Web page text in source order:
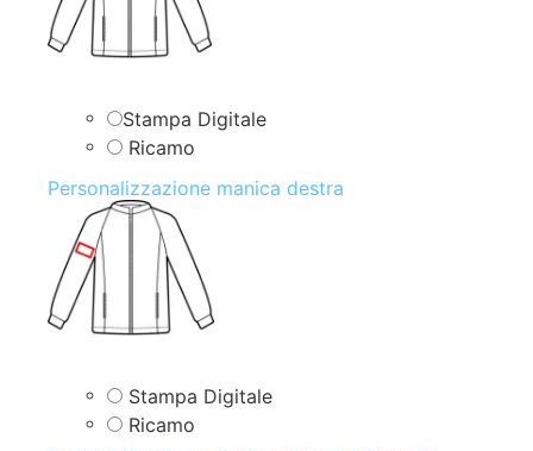
Stampa Digitale
Ricamo
Personalizzazione manica destra
Stampa Digitale
Ricamo